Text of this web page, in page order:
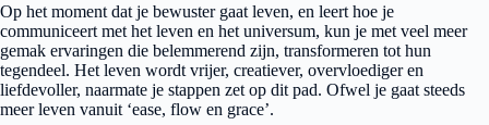
Op het moment dat je bewuster gaat leven, en leert hoe je
communiceert met het leven en het universum, kun je met veel meer
gemak ervaringen die belemmerend zijn, transformeren tot hun
tegendeel. Het leven wordt vrijer, creatiever, overvloediger en
liefdevoller, naarmate je stappen zet op dit pad. Ofwel je gaat steeds
meer leven vanuit ‘ease, flow en grace’.